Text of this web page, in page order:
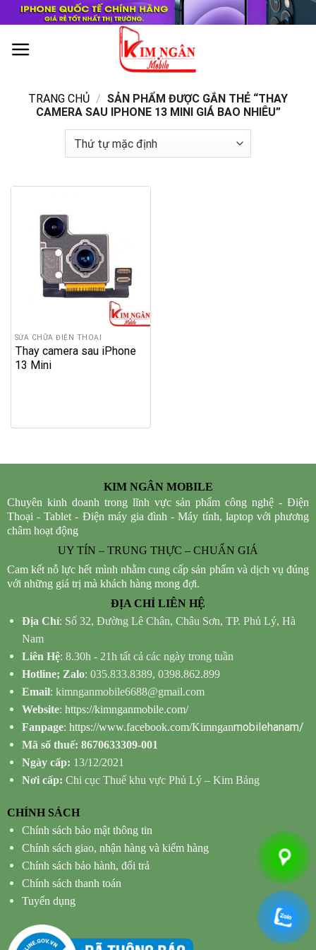
Skip
to
content
TRANG CHỦ / SẢN PHẨM ĐƯỢC GẮN THẺ “THAY
CAMERA SAU IPHONE 13 MINI GIÁ BAO NHIÊU”
SỬA CHỮA ĐIỆN THOẠI
Thay camera sau iPhone
13 Mini
KIM NGÂN MOBILE
Chuyên kinh doanh trong lĩnh vực sản phẩm công nghệ - Điện
Thoại - Tablet - Điện máy gia đình - Máy tính, laptop với phương
châm hoạt động
UY TÍN – TRUNG THỰC – CHUẨN GIÁ
Cam kết nỗ lực hết mình nhằm cung cấp sản phẩm và dịch vụ đúng
với những giá trị mà khách hàng mong đợi.
ĐỊA CHỈ LIÊN HỆ
Địa Chỉ: Số 32, Đường Lê Chân, Châu Sơn, TP. Phủ Lý, Hà
Nam
Liên Hệ: 8.30h - 21h tất cả các ngày trong tuần
Hotline; Zalo: 035.833.8389, 0398.862.899
Email: kimnganmobile6688@gmail.com
Website: https://kimnganmobile.com/
Fanpage: https://www.facebook.com/Kimnganmobilehanam/
Mã số thuế: 8670633309-001
Ngày cấp: 13/12/2021
Nơi cấp: Chi cục Thuế khu vực Phủ Lý – Kim Bảng
CHÍNH SÁCH
Chính sách bảo mật thông tin
Chính sách giao, nhận hàng và kiểm hàng
Chính sách bảo hành, đổi trả
Chính sách thanh toán
Tuyển dụng